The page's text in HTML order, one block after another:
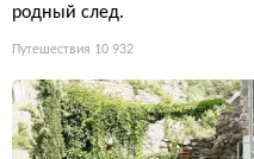
родный след.
Путешествия 10 932